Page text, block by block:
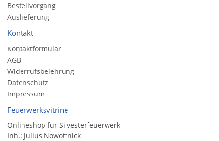
Bestellvorgang
Auslieferung
Kontakt
Kontaktformular
AGB
Widerrufsbelehrung
Datenschutz
Impressum
Feuerwerksvitrine
Onlineshop für Silvesterfeuerwerk
Inh.: Julius Nowottnick